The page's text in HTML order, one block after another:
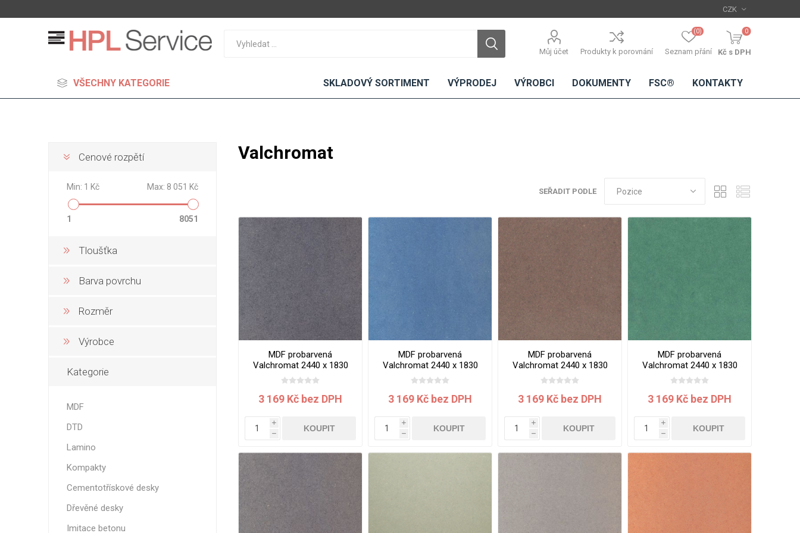
Můj účet Produkty k porovnání Seznam přání
(0) 0
Kč s DPH
VŠECHNY KATEGORIE
S vysokou
hustotou
Probarvené
Nehořlavé
Vlhkuodolné
S nízkým
obsahem
formaldehydu
K lakování
Bezotiskové
DESKY
BETONU
Standardní
dýhy
Lamináty s
KOVOLAMINÁTY
Měděné
Uni barvy
Dřevodekory
dekory
SKLADOVÝ SORTIMENT VÝPRODEJ VÝROBCI DOKUMENTY FSC® KONTAKTY
Valchromat
SEŘADIT PODLE
MDF probarvená
Valchromat 2440 x 1830
x 8 mm Black
3 169 Kč bez DPH
i
h
KOUPIT
MDF probarvená
Valchromat 2440 x 1830
x 8 mm Blue
3 169 Kč bez DPH
i
h
KOUPIT
MDF probarvená
Valchromat 2440 x 1830
x 8 mm Chocolate Brown
3 169 Kč bez DPH
i
h
KOUPIT
MDF probarvená
Valchromat 2440 x 1830
x 8 mm Green Mint
3 169 Kč bez DPH
i
h
KOUPIT
Cenové rozpětí
Min: 1 Kč Max: 8 051 Kč
1 8051
Tloušťka
Barva povrchu
Rozměr
Výrobce
Kategorie
MDF
DTD
Lamino
Kompakty
Cementotřískové desky
Dřevěné desky
Imitace betonu